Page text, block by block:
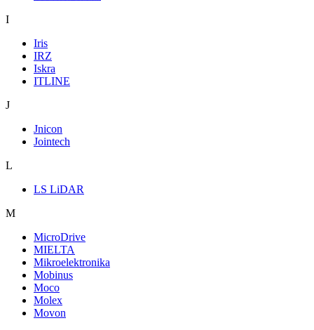
I
Iris
IRZ
Iskra
ITLINE
J
Jnicon
Jointech
L
LS LiDAR
M
MicroDrive
MIELTA
Mikroelektronika
Mobinus
Moco
Molex
Movon